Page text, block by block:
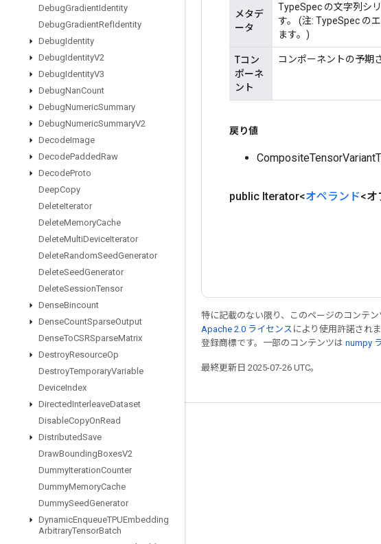
DebugGradientIdentity
DebugGradientRefIdentity
DebugIdentity
DebugIdentityV2
DebugIdentityV3
DebugNanCount
DebugNumericSummary
DebugNumericSummaryV2
DecodeImage
DecodePaddedRaw
DecodeProto
DeepCopy
DeleteIterator
DeleteMemoryCache
DeleteMultiDeviceIterator
DeleteRandomSeedGenerator
DeleteSeedGenerator
DeleteSessionTensor
DenseBincount
DenseCountSparseOutput
DenseToCSRSparseMatrix
DestroyResourceOp
DestroyTemporaryVariable
DeviceIndex
DirectedInterleaveDataset
DisableCopyOnRead
DistributedSave
DrawBoundingBoxesV2
DummyIterationCounter
DummyMemoryCache
DummySeedGenerator
DynamicEnqueueTPUEmbedding
ArbitraryTensorBatch
メタデ
ータ
TypeSpec の文字列シ
す。 (注: TypeSpec の
ます。)
Tコン
ポーネ
ント
コンポーネントの予期
戻り値
public Iterator<オペランド<オ
特に記載のない限り、このページのコンテン
Apache 2.0 ライセンス により使用許諾され
登録商標です。一部のコンテンツは numpy
最終更新日 2025-07-26 UTC。
ブログ
フォーラム
Twitter